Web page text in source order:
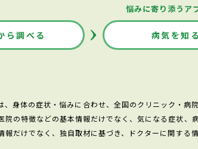
悩みに寄り添うア
ら調べる 病気を知る
、身体の症状・悩みに合わせ、全国のクリニック・病
の特徴などの基本情報だけでなく、気になる症状
報だけでなく、独自取材に基づき、ドクターに関する